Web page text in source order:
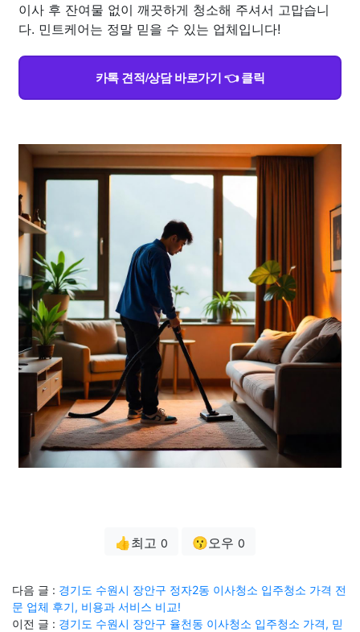
이사 후 잔여물 없이 깨끗하게 청소해 주셔서 고맙습니
다. 민트케어는 정말 믿을 수 있는 업체입니다!
카톡 견적/상담 바로가기 👈 클릭
👍최고 0 😗오우 0
다음 글 : 경기도 수원시 장안구 정자2동 이사청소 입주청소 가격 전
문 업체 후기, 비용과 서비스 비교!
이전 글 : 경기도 수원시 장안구 율천동 이사청소 입주청소 가격, 믿